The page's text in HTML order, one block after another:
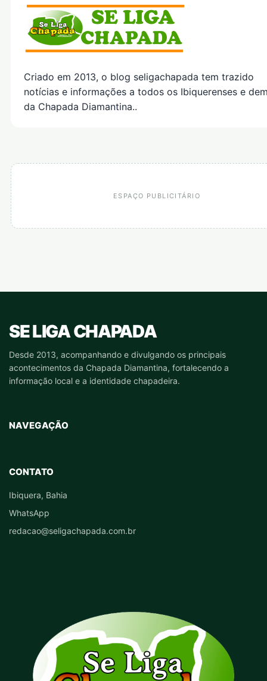
Criado em 2013, o blog seligachapada tem trazido
notícias e informações a todos os Ibiquerenses e
da Chapada Diamantina..
ESPAÇO PUBLICITÁRIO
SE LIGA CHAPADA
Desde 2013, acompanhando e divulgando os principais
acontecimentos da Chapada Diamantina, fortalecendo a
informação local e a identidade chapadeira.
NAVEGAÇÃO
CONTATO
Ibiquera, Bahia
WhatsApp
redacao@seligachapada.com.br